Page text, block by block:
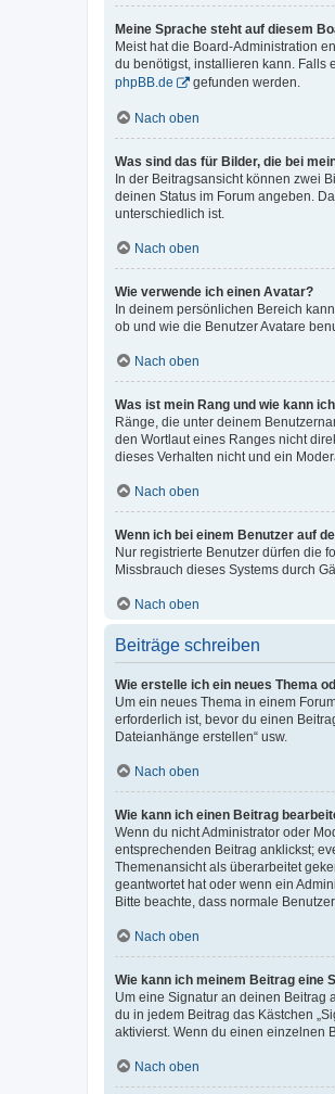
Meine Sprache steht auf diesem
Meist hat die Board-Administration
du benötigst, installieren kann. Falls
phpBB.de
gefunden werden.
Nach oben
Was sind das für Bilder, die bei
In der Beitragsansicht können zwei
deinen Status im Forum angeben.
unterschiedlich ist.
Nach oben
Wie verwende ich einen Avatar?
In deinem persönlichen Bereich
ob und wie die Benutzer Avatare
Nach oben
Was ist mein Rang und wie kann
Ränge, die unter deinem
den Wortlaut eines Ranges nicht
dieses Verhalten nicht und ein
Nach oben
Wenn ich bei einem Benutzer auf
Nur registrierte Benutzer dürfen die
Missbrauch dieses Systems durch
Nach oben
Beiträge schreiben
Wie erstelle ich ein neues Thema
Um ein neues Thema in einem
erforderlich ist, bevor du einen
Dateianhänge erstellen“ usw.
Nach oben
Wie kann ich einen Beitrag
Wenn du nicht Administrator oder
entsprechenden Beitrag anklickst;
Themenansicht als überarbeitet
geantwortet hat oder wenn ein
Bitte beachte, dass normale
Nach oben
Wie kann ich meinem Beitrag eine
Um eine Signatur an deinen Beitrag
du in jedem Beitrag das Kästchen
aktivierst. Wenn du einen einzelnen
Nach oben